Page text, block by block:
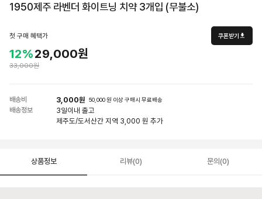
1950제주 라벤더 화이트닝 치약 3개입 (무불소)
첫 구매 혜택가 쿠폰받기
12%29,000원
33,000원
배송비 3,000원 50,000 원 이상 구매시 무료배송
배송정보 3일이내 출고
제주도/도서산간 지역 3,000 원 추가
상품정보 리뷰(0) 문의(0)